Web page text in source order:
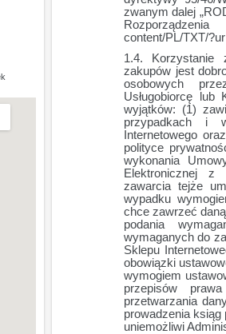
zwanym dalej
content/PL/TXT/
Korzystanie
zakupów jest
osobowych
Usługobiorcę lub
wyjątków: (1)
przypadkach i
Internetowego
polityce
wykonania
Elektronicznej z
zawarcia tejże
wypadku
chce zawrzeć
podania
wymaganych do
Sklepu
obowiązki
wymogiem
przepisów
przetwarzania
prowadzenia
uniemożliwi